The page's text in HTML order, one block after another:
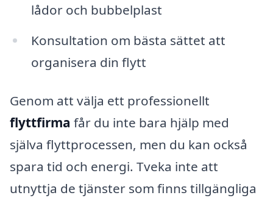
lådor och bubbelplast
Konsultation om bästa sättet att
organisera din flytt
Genom att välja ett professionellt
flyttfirma får du inte bara hjälp med
själva flyttprocessen, men du kan också
spara tid och energi. Tveka inte att
utnyttja de tjänster som finns tillgängliga